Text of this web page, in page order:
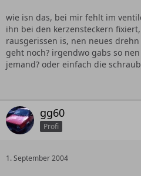
wie isn das, bei mir fehlt im
ihn bei den kerzensteckern
rausgerissen is, nen neues
geht noch? irgendwo gabs so
jemand? oder einfach die
gg60
Profi
1. September 2004